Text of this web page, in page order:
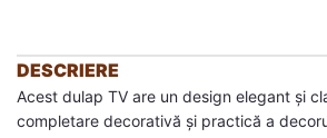
DESCRIERE
Acest dulap TV are un design elegant și
completare decorativă și practică a